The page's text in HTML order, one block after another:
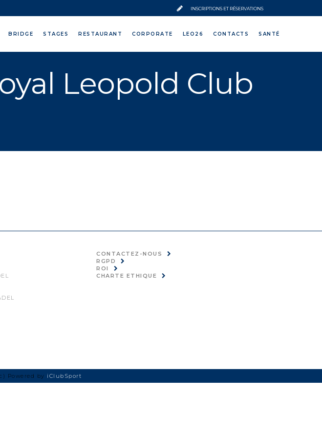
INSCRIPTIONS ET RÉSERVATIONS
BRIDGE STAGES RESTAURANT CORPORATE LEO26 CONTACTS SANTÉ
Leopold Club
CONTACTEZ-NOUS
RGPD
ROI
CHARTE ETHIQUE
Powered by iClubSport